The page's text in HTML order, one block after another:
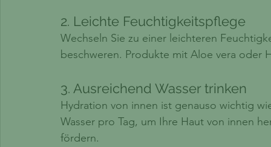
2. Leichte Feuchtigkeitspflege
Wechseln Sie zu einer leichteren
beschweren. Produkte mit Aloe vera oder
3. Ausreichend Wasser trinken
Hydration von innen ist genauso wichtig
Wasser pro Tag, um Ihre Haut von innen
fördern.